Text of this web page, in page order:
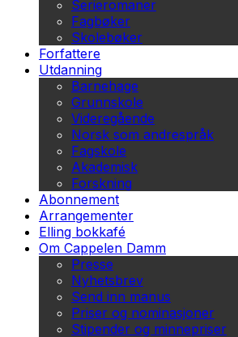
Serieromaner
Fagbøker
Skolebøker
Forfattere
Utdanning
Barnehage
Grunnskole
Videregående
Norsk som andrespråk
Fagskole
Akademisk
Forskning
Abonnement
Arrangementer
Elling bokkafé
Om Cappelen Damm
Presse
Nyhetsbrev
Send inn manus
Priser og nominasjoner
Stipender og minnepriser